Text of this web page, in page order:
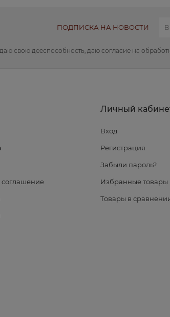
ПОДПИСКА НА НОВОСТИ
свою дееспособность, даю согласие на
соглашение
Личный
Вход
Регистрация
Забыли пароль?
Избранные товары
Товары в